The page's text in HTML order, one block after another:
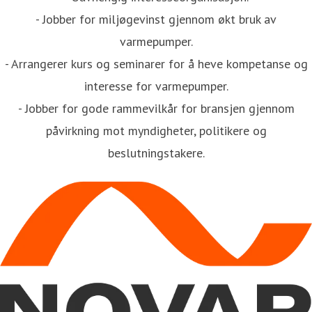
- Jobber for miljøgevinst gjennom økt bruk av
varmepumper.
- Arrangerer kurs og seminarer for å heve kompetanse og
interesse for varmepumper.
- Jobber for gode rammevilkår for bransjen gjennom
påvirkning mot myndigheter, politikere og
beslutningstakere.